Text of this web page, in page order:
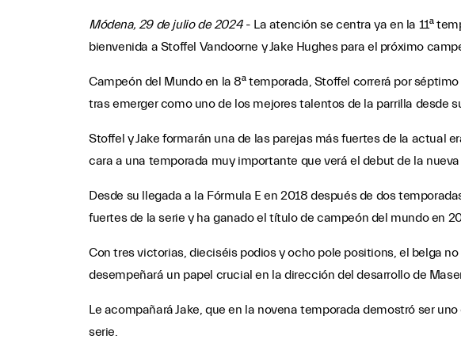
Módena, 29 de julio de 2024 - La atención se centra ya en la 11ª
bienvenida a Stoffel Vandoorne y Jake Hughes para el próximo
Campeón del Mundo en la 8ª temporada, Stoffel correrá por
tras emerger como uno de los mejores talentos de la parrilla desde
Stoffel y Jake formarán una de las parejas más fuertes de la actual
cara a una temporada muy importante que verá el debut de la
Desde su llegada a la Fórmula E en 2018 después de dos
fuertes de la serie y ha ganado el título de campeón del mundo en
Con tres victorias, dieciséis podios y ocho pole positions, el belga
desempeñará un papel crucial en la dirección del desarrollo de
Le acompañará Jake, que en la novena temporada demostró ser
serie.